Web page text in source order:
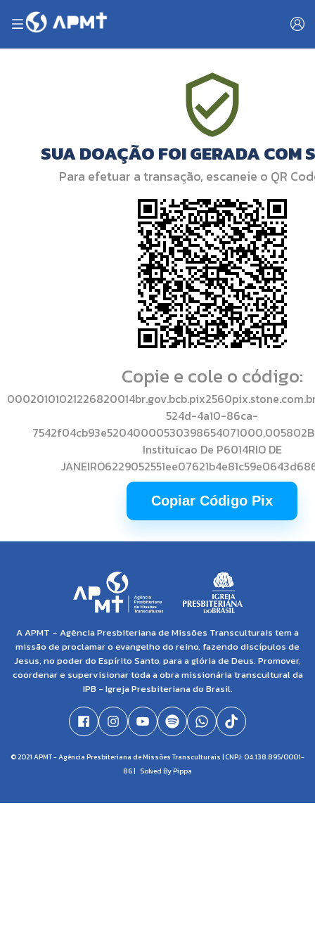
SUA DOAÇÃO FOI GERADA COM
Para efetuar a transação, escaneie o QR
Copie e cole o código:
524d-4a10-86ca-
Instituicao De P6014RIO DE
Copiar Código Pix
A APMT – Agência Presbiteriana de Missões Transculturais tem a
missão de proclamar o evangelho do reino, fazendo discípulos de
Jesus, no poder do Espírito Santo, para a glória de Deus. Promover,
coordenar e supervisionar toda a obra missionária transcultural da
IPB - Igreja Presbiteriana do Brasil.
© 2021 APMT - Agência Presbiteriana de Missões Transculturais | CNPJ: 04.138.895/0001-
86 | Solved By Pippa